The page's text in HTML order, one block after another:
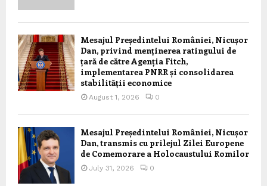
Mesajul Președintelui României, Nicușor
Dan, privind menținerea ratingului de
țară de către Agenția Fitch,
implementarea PNRR și consolidarea
stabilității economice
August 1, 2026 0
Mesajul Președintelui României, Nicușor
Dan, transmis cu prilejul Zilei Europene
de Comemorare a Holocaustului Romilor
July 31, 2026 0